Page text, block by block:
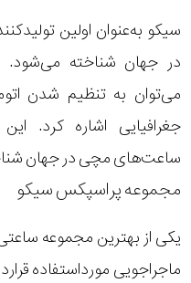
در جهان شناخته می‌شود.
می‌توان به تنظیم شدن
جغرافیایی اشاره کرد.
ساعت‌های مچی در جهان
مجموعه پراسپکس سیکو
یکی از بهترین مجموعه
ماجراجویی مورداستفاده